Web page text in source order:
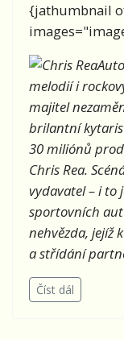
{jathumbnail
melodií i
majitel
brilantní
30 miliónů
Chris Rea.
vydavatel – i to
sportovních aut
nehvězda, jejíž
a střídání
Číst dál